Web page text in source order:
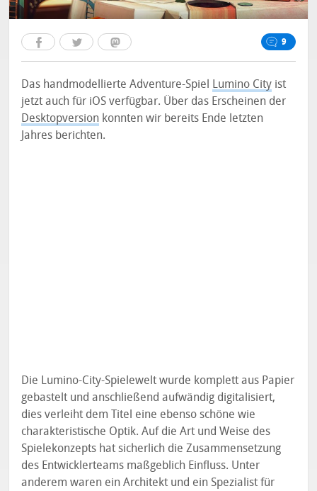
9
Das handmodellierte Adventure-Spiel Lumino City ist
jetzt auch für iOS verfügbar. Über das Erscheinen der
Desktopversion konnten wir bereits Ende letzten
Jahres berichten.
Die Lumino-City-Spielewelt wurde komplett aus Papier
gebastelt und anschließend aufwändig digitalisiert,
dies verleiht dem Titel eine ebenso schöne wie
charakteristische Optik. Auf die Art und Weise des
Spielekonzepts hat sicherlich die Zusammensetzung
des Entwicklerteams maßgeblich Einfluss. Unter
anderem waren ein Architekt und ein Spezialist für